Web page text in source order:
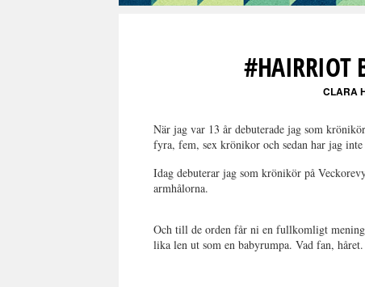
#HAIRRIOT
CLARA
När jag var 13 år debuterade jag som
fyra, fem, sex krönikor och sedan har jag
Idag debuterar jag som krönikör på
armhålorna.
Och till de orden får ni en fullkomligt
lika len ut som en babyrumpa. Vad fan,